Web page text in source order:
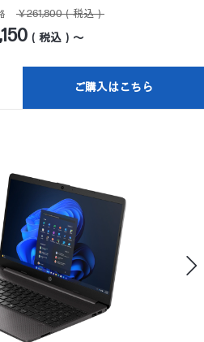
￥261,800（税込）
（税込）～
ご購入はこちら